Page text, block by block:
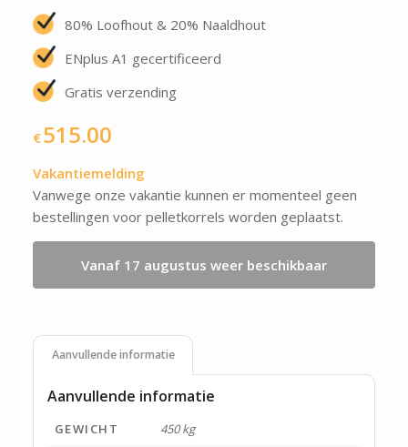
80% Loofhout & 20% Naaldhout
ENplus A1 gecertificeerd
Gratis verzending
€515.00
Vakantiemelding
Vanwege onze vakantie kunnen er momenteel geen
bestellingen voor pelletkorrels worden geplaatst.
Vanaf 17 augustus weer beschikbaar
Aanvullende informatie
Aanvullende informatie
GEWICHT
450 kg